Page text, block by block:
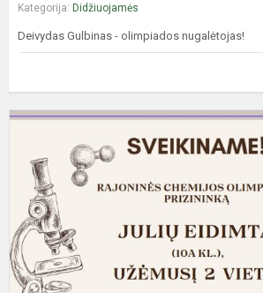
Kategorija: Didžiuojamės
Deivydas Gulbinas - olimpiados nugalėtojas!